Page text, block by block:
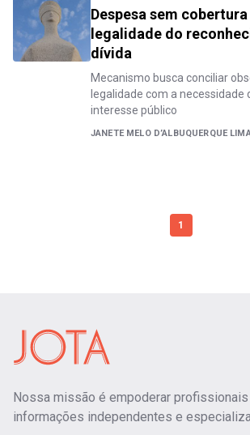
Despesa sem
legalidade do
dívida
Mecanismo busca conciliar
legalidade com a necessidade
interesse público
JANETE MELO D’ALBUQUERQUE
1
Nossa missão é empoderar
informações independentes e